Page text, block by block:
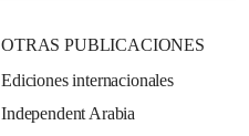
OTRAS PUBLICACIONES
Ediciones internacionales
Independent Arabia